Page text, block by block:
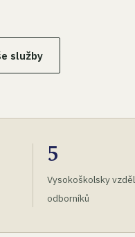
služby
5
Vysokoškolsky
odborníků